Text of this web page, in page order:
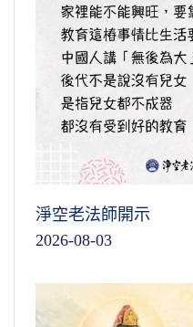
淨空老法師開示
2026-08-03